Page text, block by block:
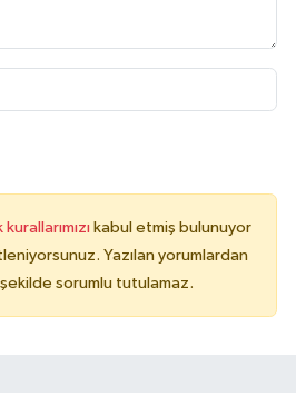
kabul etmiş bulunuyor
Yazılan yorumlardan
sorumlu tutulamaz.